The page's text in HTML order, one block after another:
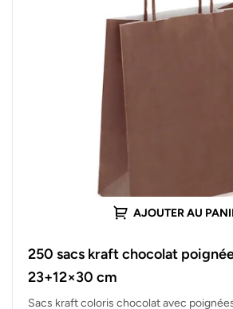
AJOUTER AU
250 sacs kraft chocolat
23+12×30 cm
Sacs kraft coloris chocolat avec